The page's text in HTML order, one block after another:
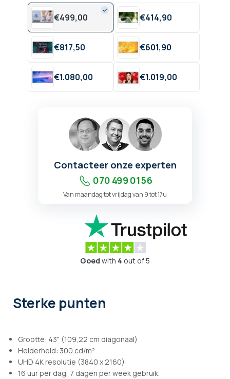
€499,00 €414,90
€817,50 €601,90
€1.080,00 €1.019,00
Contacteer onze experten
070 499 01 56
Van maandag tot vrijdag van 9 tot 17u
Goed with 4 out of 5
Sterke punten
Grootte: 43" (109,22 cm diagonaal)
Helderheid: 300 cd/m²
UHD 4K resolutie (3840 x 2160)
16 uur per dag, 7 dagen per week gebruik.